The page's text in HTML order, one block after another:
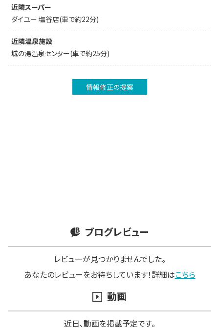
近隣スーパー
ダイユー 塩谷店(車で約22分)
近隣温泉施設
城の湯温泉センター(車で約25分)
情報修正の提案
ブログレビュー
レビューが見つかりませんでした。
あなたのレビューをお待ちしています！詳細はこちら
動画
近日､動画を掲載予定です。